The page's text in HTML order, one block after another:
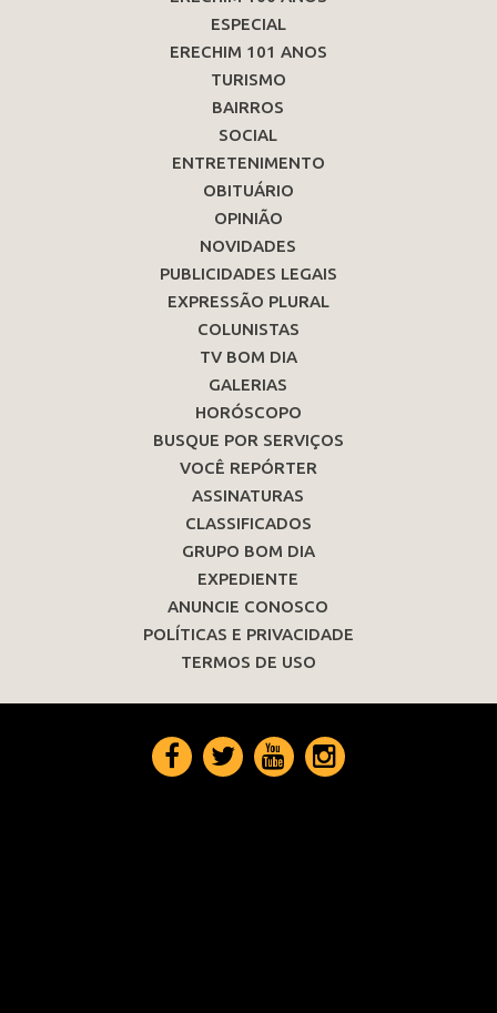
ESPECIAL
ERECHIM 101 ANOS
TURISMO
BAIRROS
SOCIAL
ENTRETENIMENTO
OBITUÁRIO
OPINIÃO
NOVIDADES
PUBLICIDADES LEGAIS
EXPRESSÃO PLURAL
COLUNISTAS
TV BOM DIA
GALERIAS
HORÓSCOPO
BUSQUE POR SERVIÇOS
VOCÊ REPÓRTER
ASSINATURAS
CLASSIFICADOS
GRUPO BOM DIA
EXPEDIENTE
ANUNCIE CONOSCO
POLÍTICAS E PRIVACIDADE
TERMOS DE USO